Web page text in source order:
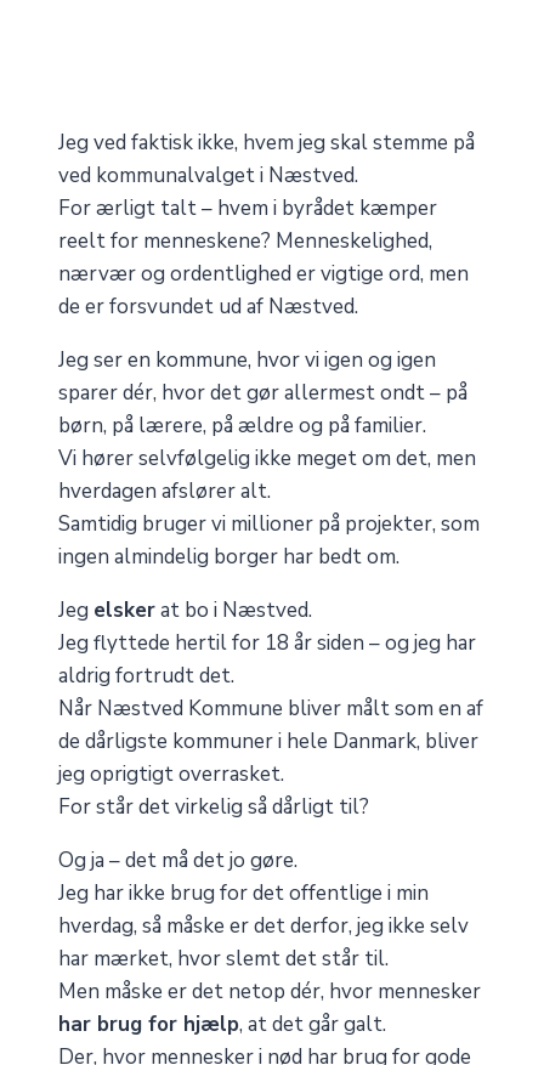
Jeg ved faktisk ikke, hvem jeg skal stemme på
ved kommunalvalget i Næstved.
For ærligt talt – hvem i byrådet kæmper
reelt for menneskene? Menneskelighed,
nærvær og ordentlighed er vigtige ord, men
de er forsvundet ud af Næstved.
Jeg ser en kommune, hvor vi igen og igen
sparer dér, hvor det gør allermest ondt – på
børn, på lærere, på ældre og på familier.
Vi hører selvfølgelig ikke meget om det, men
hverdagen afslører alt.
Samtidig bruger vi millioner på projekter, som
ingen almindelig borger har bedt om.
Jeg elskerat bo i Næstved.
Jeg flyttede hertil for 18 år siden – og jeg har
aldrig fortrudt det.
Når Næstved Kommune bliver målt som en af
de dårligste kommuner i hele Danmark, bliver
jeg oprigtigt overrasket.
For står det virkelig så dårligt til?
Og ja – det må det jo gøre.
Jeg har ikke brug for det offentlige i min
hverdag, så måske er det derfor, jeg ikke selv
har mærket, hvor slemt det står til.
Men måske er det netop dér, hvor mennesker
har brug for hjælp, at det går galt.
Der, hvor mennesker i nød har brug for gode